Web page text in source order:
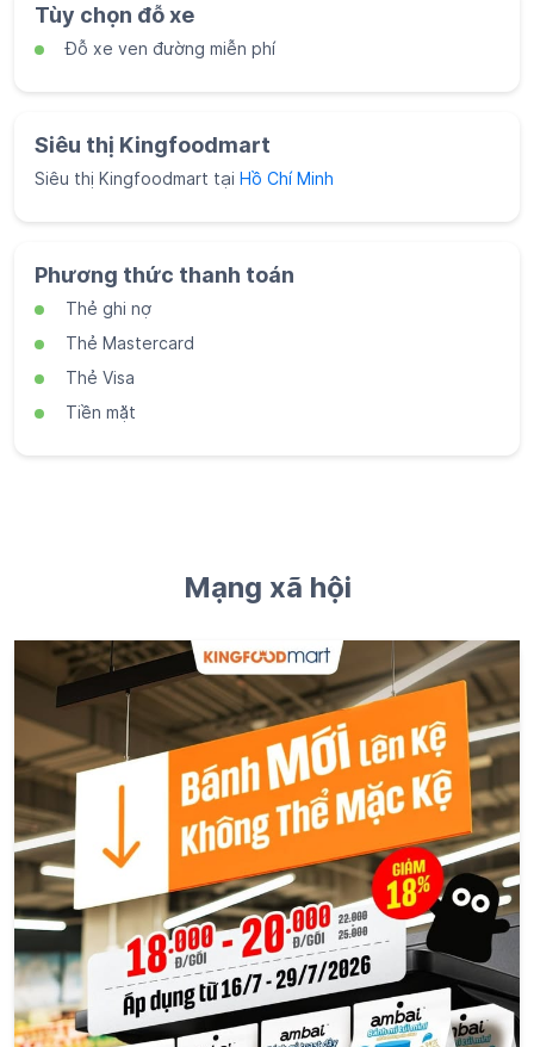
Tùy chọn đỗ xe
Đỗ xe ven đường miễn phí
Siêu thị Kingfoodmart
Siêu thị Kingfoodmart tại Hồ Chí Minh
Phương thức thanh toán
Thẻ ghi nợ
Thẻ Mastercard
Thẻ Visa
Tiền mặt
Mạng xã hội